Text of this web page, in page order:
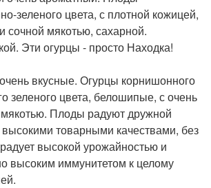
зеленого цвета, с плотной кожицей,
сочной мякотью, сахарной.
Эти огурцы - просто Находка!
вкусные. Огурцы корнишонного
зеленого цвета, белошипые, с очень
Плоды радуют дружной
товарными качествами, без
высокой урожайностью и
высоким иммунитетом к целому